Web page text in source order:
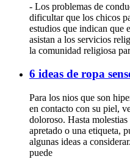
- Los problemas de
dificultar que los chicos
estudios que indican que
asistan a los servicios
la comunidad religiosa
6 ideas de ropa
Para los nios que son
en contacto con su piel,
doloroso. Hasta
apretado o una etiqueta,
algunas ideas a
puede